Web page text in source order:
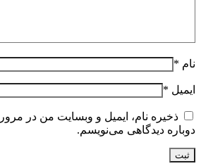
نام *
ایمیل *
ذخیره نام، ایمیل و وبسایت من در
دوباره دیدگاهی می‌نویسم.